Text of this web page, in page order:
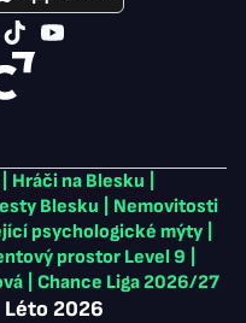
Hráči na Blesku
Blesku
Nemovitosti
psychologické mýty
prostor Level 9
Chance Liga 2026/27
Léto 2026